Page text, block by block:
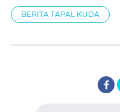
BERITA TAPAL KUDA